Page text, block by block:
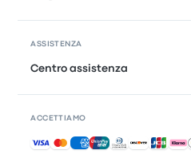
ASSISTENZA
Centro assistenza
ACCETTIAMO
Pagamenti accettati